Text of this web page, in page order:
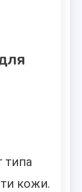
типа
кожи.